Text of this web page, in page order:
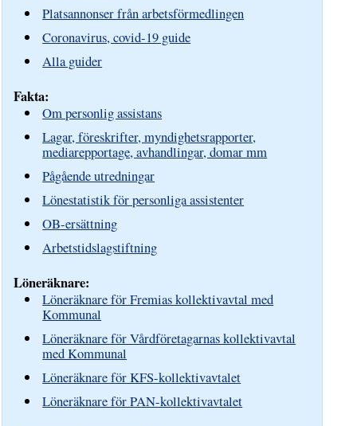
Platsannonser från arbetsförmedlingen
Coronavirus, covid-19 guide
Alla guider
Fakta:
Om personlig assistans
Lagar, föreskrifter, myndighetsrapporter,
mediarepportage, avhandlingar, domar mm
Pågående utredningar
Lönestatistik för personliga assistenter
OB-ersättning
Arbetstidslagstiftning
Löneräknare:
Löneräknare för Fremias kollektivavtal med
Kommunal
Löneräknare för Vårdföretagarnas kollektivavtal
med Kommunal
Löneräknare för KFS-kollektivavtalet
Löneräknare för PAN-kollektivavtalet